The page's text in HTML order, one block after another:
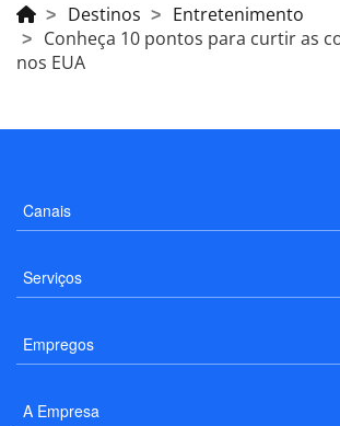
Destinos
Entretenimento
Conheça 10 pontos para curtir as
nos EUA
Canais
Serviços
Empregos
A Empresa